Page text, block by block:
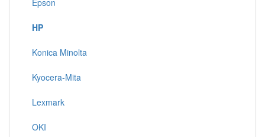
Epson
HP
Konica Minolta
Kyocera-Mita
Lexmark
OKI